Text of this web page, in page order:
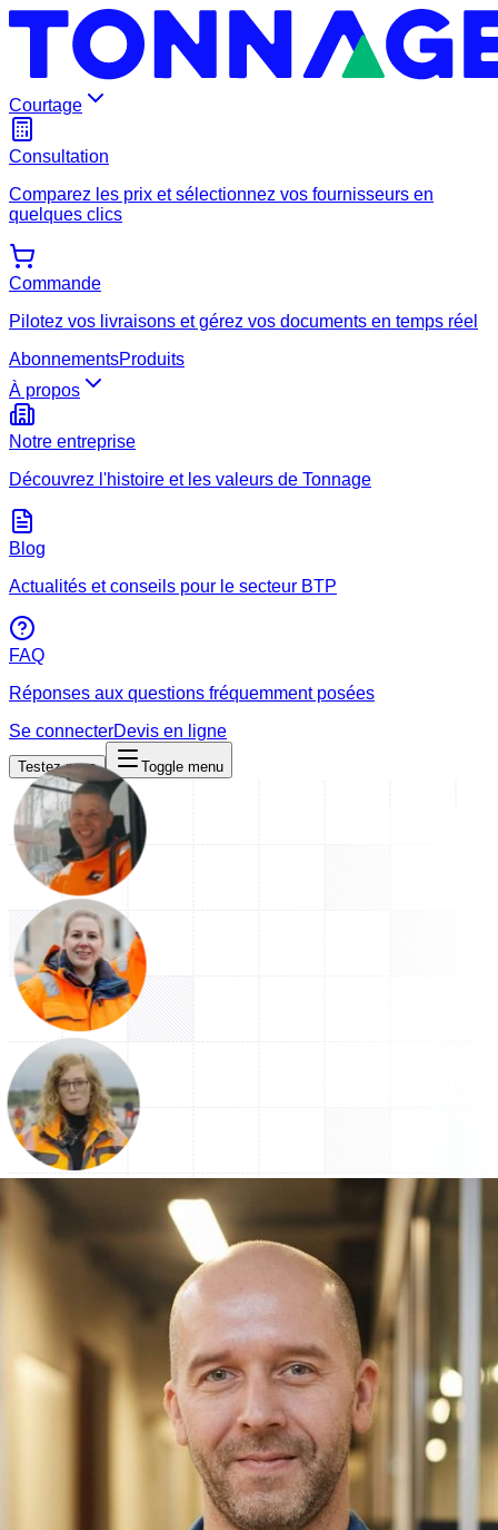
Courtage
Consultation
Comparez les prix et sélectionnez vos fournisseurs en
quelques clics
Commande
Pilotez vos livraisons et gérez vos documents en temps réel
AbonnementsProduits
À propos
Notre entreprise
Découvrez l'histoire et les valeurs de Tonnage
Blog
Actualités et conseils pour le secteur BTP
FAQ
Réponses aux questions fréquemment posées
Se connecterDevis en ligne
Testez-nous Toggle menu